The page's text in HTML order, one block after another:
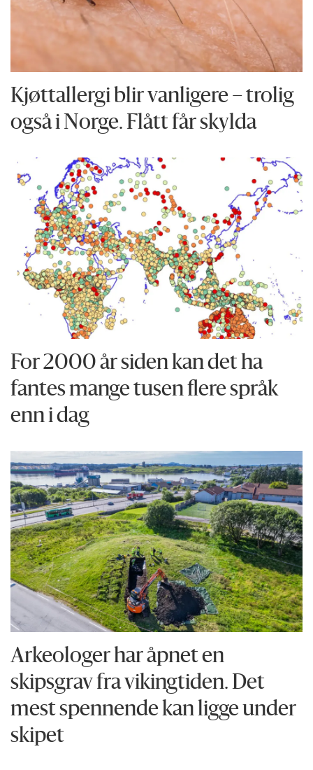
Kjøttallergi blir vanligere – trolig
også i Norge. Flått får skylda
For 2000 år siden kan det ha
fantes mange tusen flere språk
enn i dag
Arkeologer har åpnet en
skipsgrav fra vikingtiden. Det
mest spennende kan ligge under
skipet